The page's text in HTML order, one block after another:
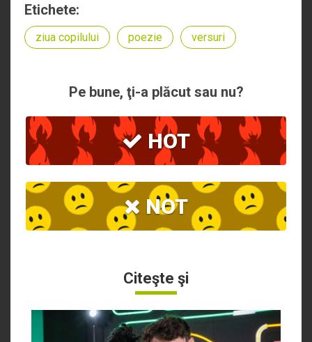
Etichete:
ziua copilului poezie versuri
Pe bune, ţi-a plăcut sau nu?
HOT
NOT
Citeşte şi